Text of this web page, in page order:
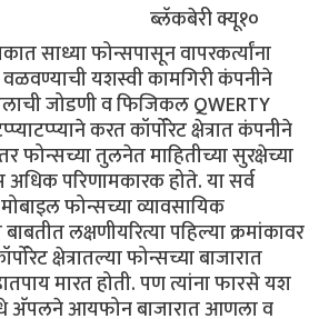
ब्लॅकबेरी क्यू१०
साध्या फोन्सपासून वापरकर्त्यांना
यशस्वी कामगिरी कंपनीने
जोडणी व फिजिकल QWERTY
करत कॉर्पोरेट क्षेत्रात कंपनीने
फोन्सच्या तुलनेत माहितीच्या सुरक्षेच्या
परिणामकारक होते. या सर्व
फोन्सच्या व्यावसायिक
लक्षणीयरित्या पहिल्या क्रमांकावर
क्षेत्रातल्या फोन्सच्या बाजारात
मारत होती. पण त्यांना फारसे यश
अ‍ॅपलने आयफोन बाजारात आणला व